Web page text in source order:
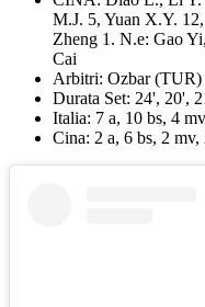
M.J. 5, Yuan X.Y.
Zheng 1. N.e: Gao
Cai
Arbitri: Ozbar
Durata Set: 24', 20',
Italia: 7 a, 10 bs, 4
Cina: 2 a, 6 bs, 2 mv,